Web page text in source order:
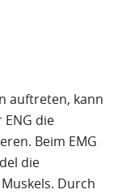
auftreten, kann
die
Beim EMG
die
Durch